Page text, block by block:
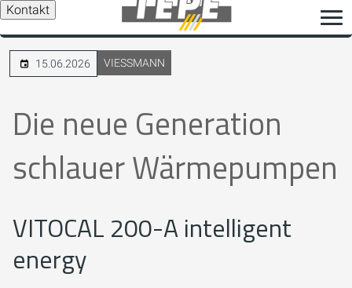
Kontakt
15.06.2026 VIESSMANN
Die neue Generation
schlauer Wärmepumpen
VITOCAL 200-A intelligent
energy